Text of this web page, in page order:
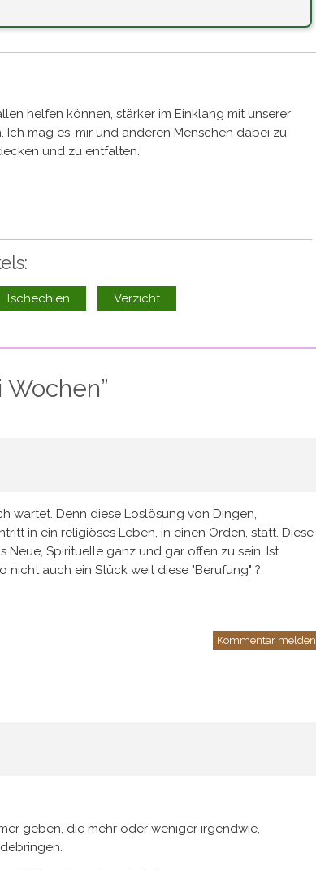
helfen können, stärker im Einklang mit unserer
mag es, mir und anderen Menschen dabei zu
und zu entfalten.
Tschechien Verzicht
Wochen”
wartet. Denn diese Loslösung von Dingen,
in ein religiöses Leben, in einen Orden, statt. Diese
Neue, Spirituelle ganz und gar offen zu sein. Ist
nicht auch ein Stück weit diese "Berufung" ?
Kommentar melden
geben, die mehr oder weniger irgendwie,